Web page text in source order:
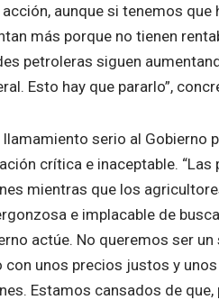
aunque si tenemos
más porque no tienen
petroleras siguen
Esto hay que pararlo”,
serio al Gobierno
crítica e inaceptable.
mientras que los
e implacable de
actúe. No queremos ser
con unos precios justos y
Estamos cansados de